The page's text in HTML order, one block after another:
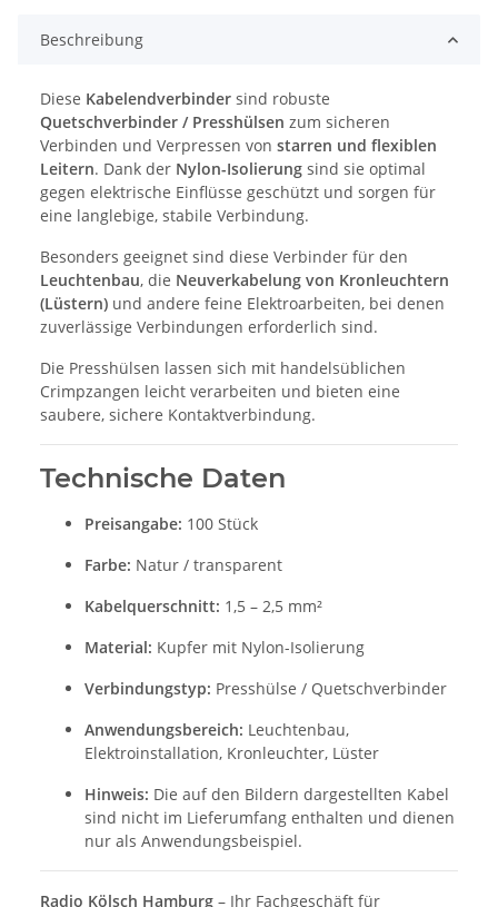
Beschreibung
Diese Kabelendverbinder sind robuste
Quetschverbinder / Presshülsen zum sicheren
Verbinden und Verpressen von starren und flexiblen
Leitern. Dank der Nylon-Isolierung sind sie optimal
gegen elektrische Einflüsse geschützt und sorgen für
eine langlebige, stabile Verbindung.
Besonders geeignet sind diese Verbinder für den
Leuchtenbau, die Neuverkabelung von Kronleuchtern
(Lüstern) und andere feine Elektroarbeiten, bei denen
zuverlässige Verbindungen erforderlich sind.
Die Presshülsen lassen sich mit handelsüblichen
Crimpzangen leicht verarbeiten und bieten eine
saubere, sichere Kontaktverbindung.
Technische Daten
Preisangabe: 100 Stück
Farbe: Natur / transparent
Kabelquerschnitt: 1,5 – 2,5 mm²
Material: Kupfer mit Nylon-Isolierung
Verbindungstyp: Presshülse / Quetschverbinder
Anwendungsbereich: Leuchtenbau,
Elektroinstallation, Kronleuchter, Lüster
Hinweis: Die auf den Bildern dargestellten Kabel
sind nicht im Lieferumfang enthalten und dienen
nur als Anwendungsbeispiel.
Radio Kölsch Hamburg – Ihr Fachgeschäft für